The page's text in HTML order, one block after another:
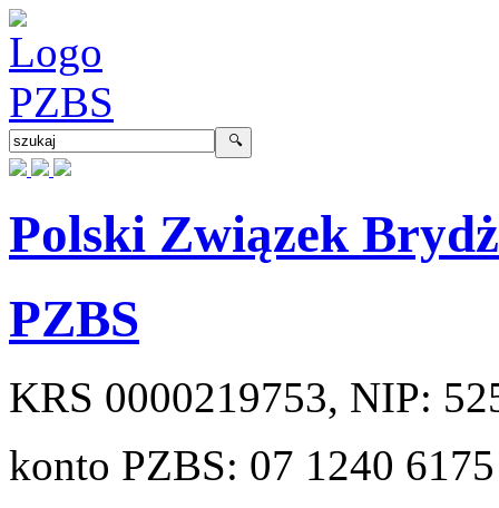
Polski Związek
PZBS
KRS 0000219753, NIP:
konto PZBS: 07 1240